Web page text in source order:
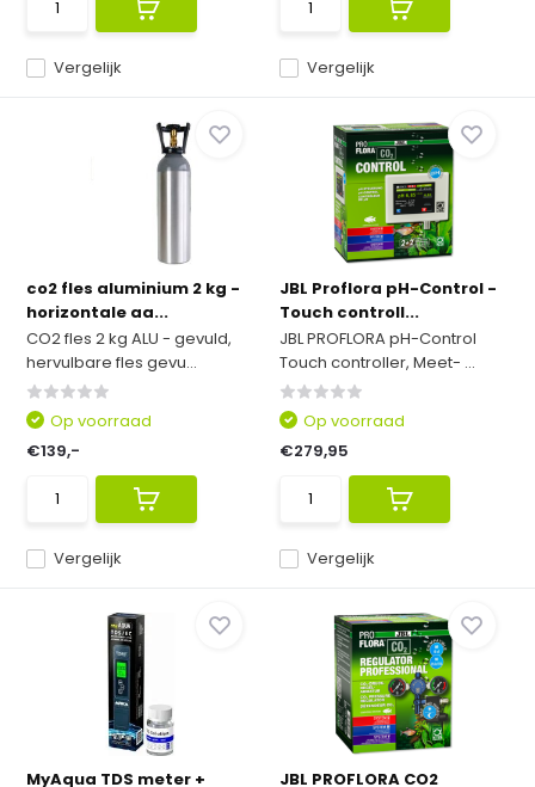
Vergelijk Vergelijk
co2 fles aluminium 2 kg -
horizontale aa...
CO2 fles 2 kg ALU - gevuld,
hervulbare fles gevu...
Vergelijk
Op voorraad
€139,-
JBL Proflora pH-Control -
Touch controll...
JBL PROFLORA pH-Control
Touch controller, Meet- ...
Vergelijk
Op voorraad
€279,95
MyAqua TDS meter +
JBL PROFLORA CO2